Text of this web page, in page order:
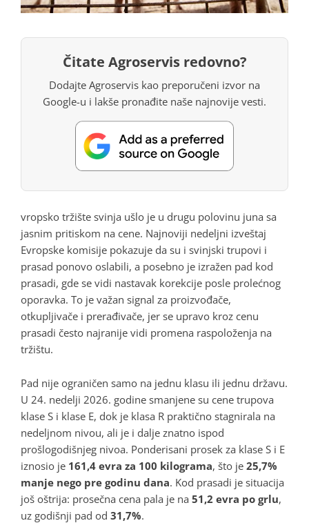
Čitate Agroservis redovno?
Dodajte Agroservis kao preporučeni izvor na
Google-u i lakše pronađite naše najnovije vesti.
vropsko tržište svinja ušlo je u drugu polovinu juna sa
jasnim pritiskom na cene. Najnoviji nedeljni izveštaj
Evropske komisije pokazuje da su i svinjski trupovi i
prasad ponovo oslabili, a posebno je izražen pad kod
prasadi, gde se vidi nastavak korekcije posle prolećnog
oporavka. To je važan signal za proizvođače,
otkupljivače i prerađivače, jer se upravo kroz cenu
prasadi često najranije vidi promena raspoloženja na
tržištu.
Pad nije ograničen samo na jednu klasu ili jednu državu.
U 24. nedelji 2026. godine smanjene su cene trupova
klase S i klase E, dok je klasa R praktično stagnirala na
nedeljnom nivou, ali je i dalje znatno ispod
prošlogodišnjeg nivoa. Ponderisani prosek za klase S i E
iznosio je 161,4 evra za 100 kilograma, što je 25,7%
manje nego pre godinu dana. Kod prasadi je situacija
još oštrija: prosečna cena pala je na 51,2 evra po grlu,
uz godišnji pad od 31,7%.